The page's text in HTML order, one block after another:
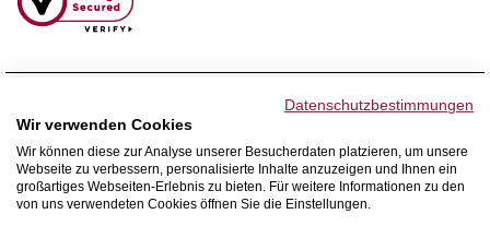
WIR VERSENDEN MIT
Datenschutzbestimmungen
Wir verwenden Cookies
Wir können diese zur Analyse unserer Besucherdaten platzieren, um unsere
Webseite zu verbessern, personalisierte Inhalte anzuzeigen und Ihnen ein
großartiges Webseiten-Erlebnis zu bieten. Für weitere Informationen zu den
von uns verwendeten Cookies öffnen Sie die Einstellungen.